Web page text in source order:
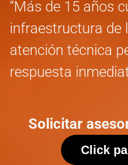
“Más de 15 años
infraestructura de
atención técnica
respuesta
Solicitar
Click